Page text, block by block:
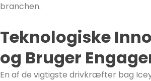
branchen.
Teknologiske
og Bruger
En af de vigtigste drivkræfter bag Icey